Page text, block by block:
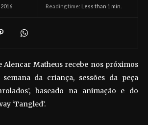
Reading time: Less than 1 min.
Alencar Matheus recebe nos próximos
da criança, sessões da peça
baseado na animação e do
‘Tangled’.